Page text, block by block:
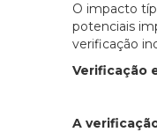
O impacto
potenciais
verificação
Verificação
A